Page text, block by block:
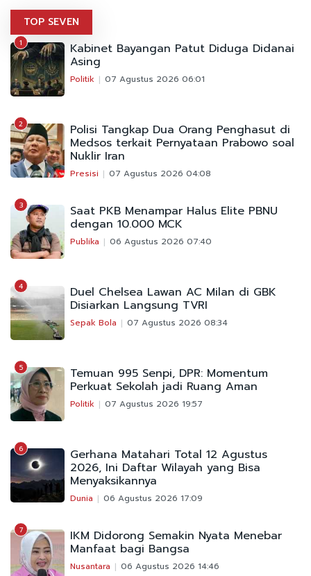
TOP SEVEN
1 Kabinet Bayangan Patut Diduga Didanai
Asing
Politik 07 Agustus 2026 06:01
2 Polisi Tangkap Dua Orang Penghasut di
Medsos terkait Pernyataan Prabowo soal
Nuklir Iran
Presisi 07 Agustus 2026 04:08
3 Saat PKB Menampar Halus Elite PBNU
dengan 10.000 MCK
Publika 06 Agustus 2026 07:40
4 Duel Chelsea Lawan AC Milan di GBK
Disiarkan Langsung TVRI
Sepak Bola 07 Agustus 2026 08:34
5 Temuan 995 Senpi, DPR: Momentum
Perkuat Sekolah jadi Ruang Aman
Politik 07 Agustus 2026 19:57
6 Gerhana Matahari Total 12 Agustus
2026, Ini Daftar Wilayah yang Bisa
Menyaksikannya
Dunia 06 Agustus 2026 17:09
7 IKM Didorong Semakin Nyata Menebar
Manfaat bagi Bangsa
Nusantara 06 Agustus 2026 14:46